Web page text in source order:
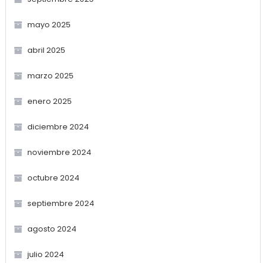
mayo 2025
abril 2025
marzo 2025
enero 2025
diciembre 2024
noviembre 2024
octubre 2024
septiembre 2024
agosto 2024
julio 2024